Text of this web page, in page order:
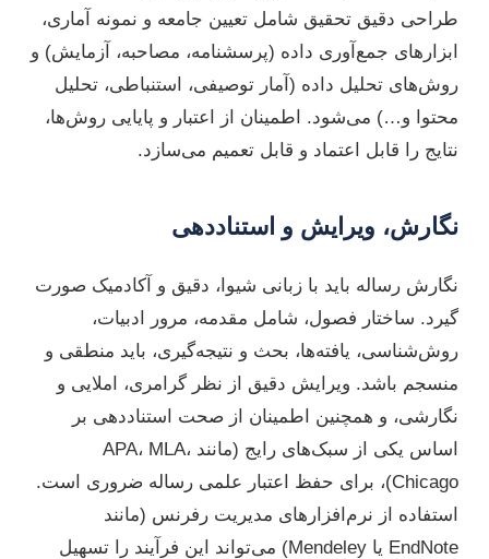
طراحی دقیق تحقیق شامل تعیین جامعه و نمونه آماری،
ابزارهای جمع‌آوری داده (پرسشنامه، مصاحبه، آزمایش) و
روش‌های تحلیل داده (آمار توصیفی، استنباطی، تحلیل
محتوا و…) می‌شود. اطمینان از اعتبار و پایایی روش‌ها،
نتایج را قابل اعتماد و قابل تعمیم می‌سازد.
نگارش، ویرایش و استناددهی
نگارش رساله باید با زبانی شیوا، دقیق و آکادمیک صورت
گیرد. ساختار فصول، شامل مقدمه، مرور ادبیات،
روش‌شناسی، یافته‌ها، بحث و نتیجه‌گیری، باید منطقی و
منسجم باشد. ویرایش دقیق از نظر گرامری، املایی و
نگارشی، و همچنین اطمینان از صحت استناددهی بر
اساس یکی از سبک‌های رایج (مانند APA، MLA،
Chicago)، برای حفظ اعتبار علمی رساله ضروری است.
استفاده از نرم‌افزارهای مدیریت رفرنس (مانند
EndNote یا Mendeley) می‌تواند این فرآیند را تسهیل